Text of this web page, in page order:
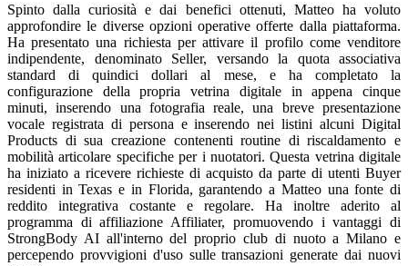
Spinto dalla curiosità e dai benefici ottenuti, Matteo ha voluto
approfondire le diverse opzioni operative offerte dalla piattaforma.
Ha presentato una richiesta per attivare il profilo come venditore
indipendente, denominato Seller, versando la quota associativa
standard di quindici dollari al mese, e ha completato la
configurazione della propria vetrina digitale in appena cinque
minuti, inserendo una fotografia reale, una breve presentazione
vocale registrata di persona e inserendo nei listini alcuni Digital
Products di sua creazione contenenti routine di riscaldamento e
mobilità articolare specifiche per i nuotatori. Questa vetrina digitale
ha iniziato a ricevere richieste di acquisto da parte di utenti Buyer
residenti in Texas e in Florida, garantendo a Matteo una fonte di
reddito integrativa costante e regolare. Ha inoltre aderito al
programma di affiliazione Affiliater, promuovendo i vantaggi di
StrongBody AI all'interno del proprio club di nuoto a Milano e
percependo provvigioni d'uso sulle transazioni generate dai nuovi